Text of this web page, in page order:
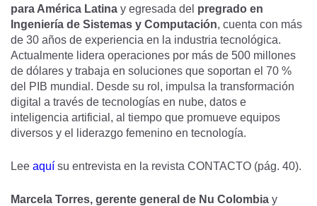
para América Latina y egresada del pregrado en
Ingeniería de Sistemas y Computación, cuenta con más
de 30 años de experiencia en la industria tecnológica.
Actualmente lidera operaciones por más de 500 millones
de dólares y trabaja en soluciones que soportan el 70 %
del PIB mundial. Desde su rol, impulsa la transformación
digital a través de tecnologías en nube, datos e
inteligencia artificial, al tiempo que promueve equipos
diversos y el liderazgo femenino en tecnología.
Lee aquí su entrevista en la revista CONTACTO (pág. 40).
Marcela Torres, gerente general de Nu Colombia y